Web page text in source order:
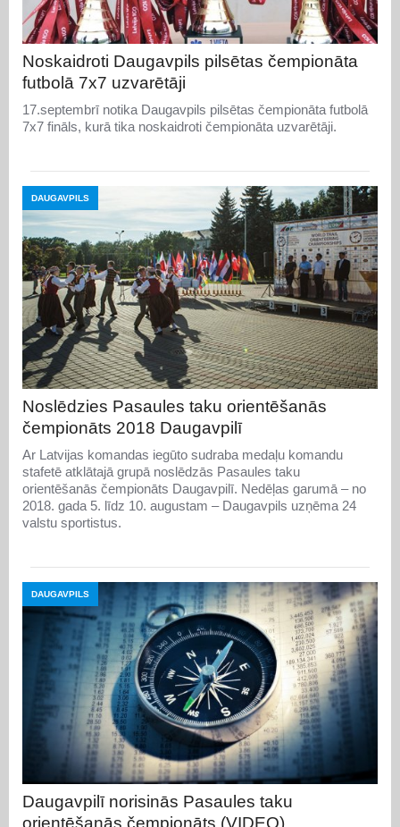
Noskaidroti Daugavpils pilsētas čempionāta
futbolā 7x7 uzvarētāji
17.septembrī notika Daugavpils pilsētas čempionāta futbolā
7x7 fināls, kurā tika noskaidroti čempionāta uzvarētāji.
DAUGAVPILS
Noslēdzies Pasaules taku orientēšanās
čempionāts 2018 Daugavpilī
Ar Latvijas komandas iegūto sudraba medaļu komandu
stafetē atklātajā grupā noslēdzās Pasaules taku
orientēšanās čempionāts Daugavpilī. Nedēļas garumā – no
2018. gada 5. līdz 10. augustam – Daugavpils uzņēma 24
valstu sportistus.
DAUGAVPILS
Daugavpilī norisinās Pasaules taku
orientēšanās čempionāts (VIDEO)